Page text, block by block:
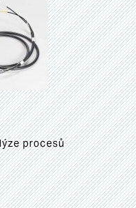
procesů